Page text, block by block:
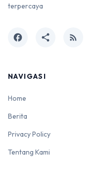
terpercaya
facebook share rss_feed
NAVIGASI
Home
Berita
Privacy Policy
Tentang Kami